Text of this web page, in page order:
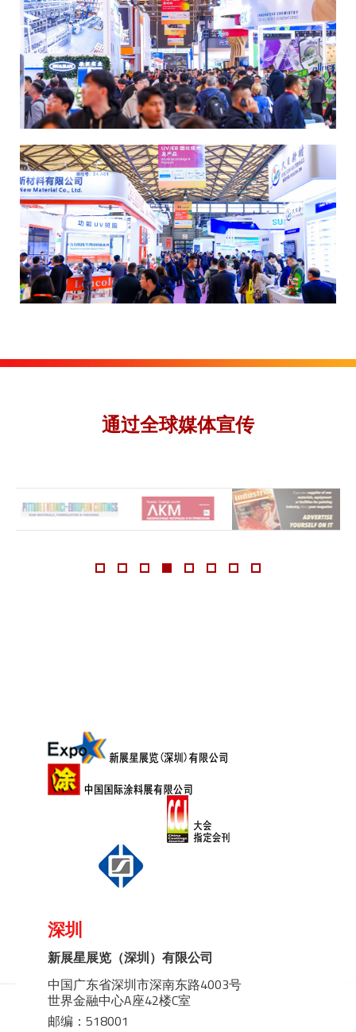
通过全球媒体宣传
深圳
新展星展览（深圳）有限公司
中国广东省深圳市深南东路4003号
世界金融中心A座42楼C室
邮编：518001